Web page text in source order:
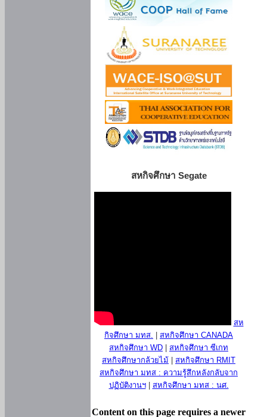
สหกิจศึกษา Segate
สห
กิจศึกษา มทส.
สหกิจศึกษา CANADA
สหกิจศึกษา WD
สหกิจศึกษา ซีเกท
สหกิจศึกษากล้วยไม้
สหกิจศึกษา RMIT
สหกิจศึกษา มทส : ความรู้สึกหลังกลับจาก
ปฏิบัติงานฯ| สหกิจศึกษา มทส : นศ.
Content on this page requires a newer